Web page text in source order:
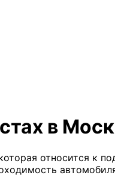
в
относится к